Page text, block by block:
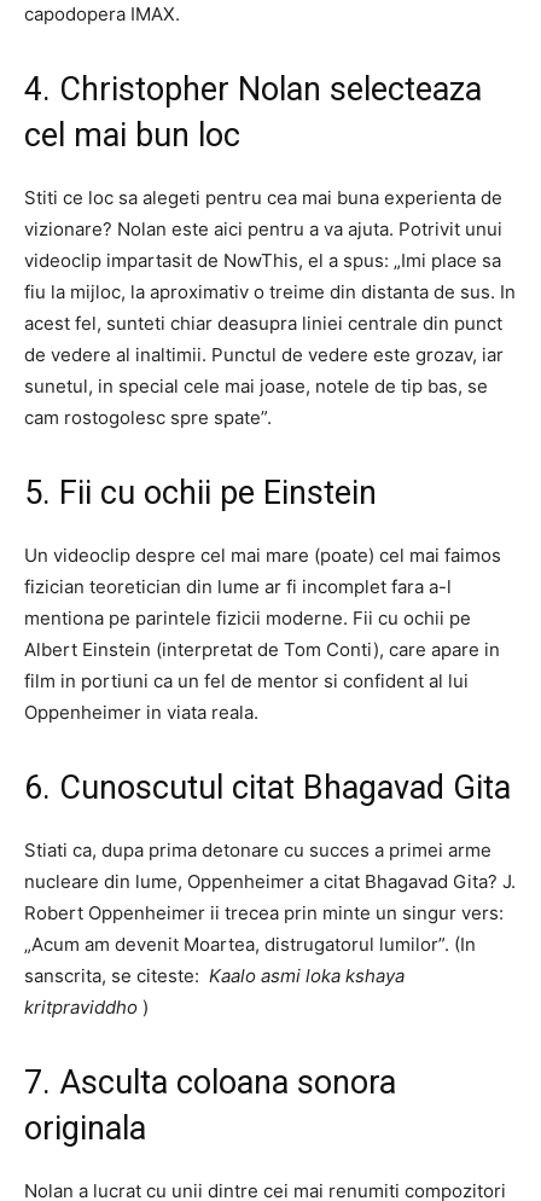
capodopera IMAX.
4. Christopher Nolan selecteaza
cel mai bun loc
Stiti ce loc sa alegeti pentru cea mai buna experienta de
vizionare? Nolan este aici pentru a va ajuta. Potrivit unui
videoclip impartasit de NowThis, el a spus: „Imi place sa
fiu la mijloc, la aproximativ o treime din distanta de sus. In
acest fel, sunteti chiar deasupra liniei centrale din punct
de vedere al inaltimii. Punctul de vedere este grozav, iar
sunetul, in special cele mai joase, notele de tip bas, se
cam rostogolesc spre spate”.
5. Fii cu ochii pe Einstein
Un videoclip despre cel mai mare (poate) cel mai faimos
fizician teoretician din lume ar fi incomplet fara a-l
mentiona pe parintele fizicii moderne. Fii cu ochii pe
Albert Einstein (interpretat de Tom Conti), care apare in
film in portiuni ca un fel de mentor si confident al lui
Oppenheimer in viata reala.
6. Cunoscutul citat Bhagavad Gita
Stiati ca, dupa prima detonare cu succes a primei arme
nucleare din lume, Oppenheimer a citat Bhagavad Gita? J.
Robert Oppenheimer ii trecea prin minte un singur vers:
„Acum am devenit Moartea, distrugatorul lumilor”. (In
sanscrita, se citeste: Kaalo asmi loka kshaya
kritpraviddho )
7. Asculta coloana sonora
originala
Nolan a lucrat cu unii dintre cei mai renumiti compozitori